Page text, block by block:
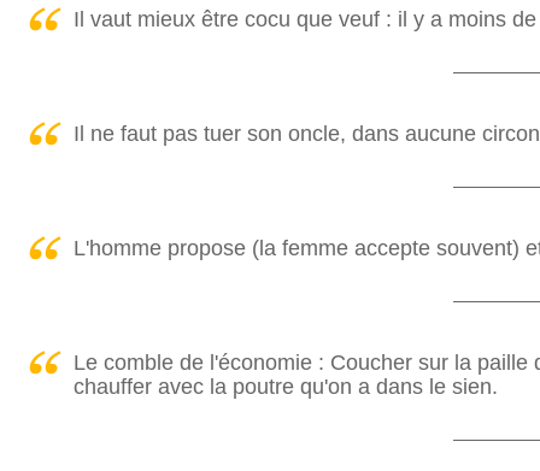
Il vaut mieux être cocu que veuf : il y a moins
Il ne faut pas tuer son oncle, dans aucune
L'homme propose (la femme accepte souvent)
Le comble de l'économie : Coucher sur la
chauffer avec la poutre qu'on a dans le sien.